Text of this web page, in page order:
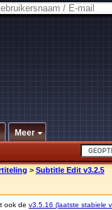
Meer
> Subtitle Edit v3.2.5
ook de v3.5.16 (laatste stabiele